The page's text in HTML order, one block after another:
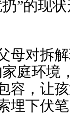
”的现
母对拆
庭环境
容，让
埋下伏